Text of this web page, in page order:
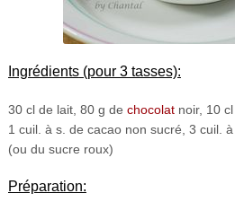
Ingrédients(pour 3 tasses):
30 cl de lait, 80 g de chocolatnoir, 10 cl
1 cuil. à s. de cacao non sucré, 3 cuil.
(ou du sucre roux)
Préparation: